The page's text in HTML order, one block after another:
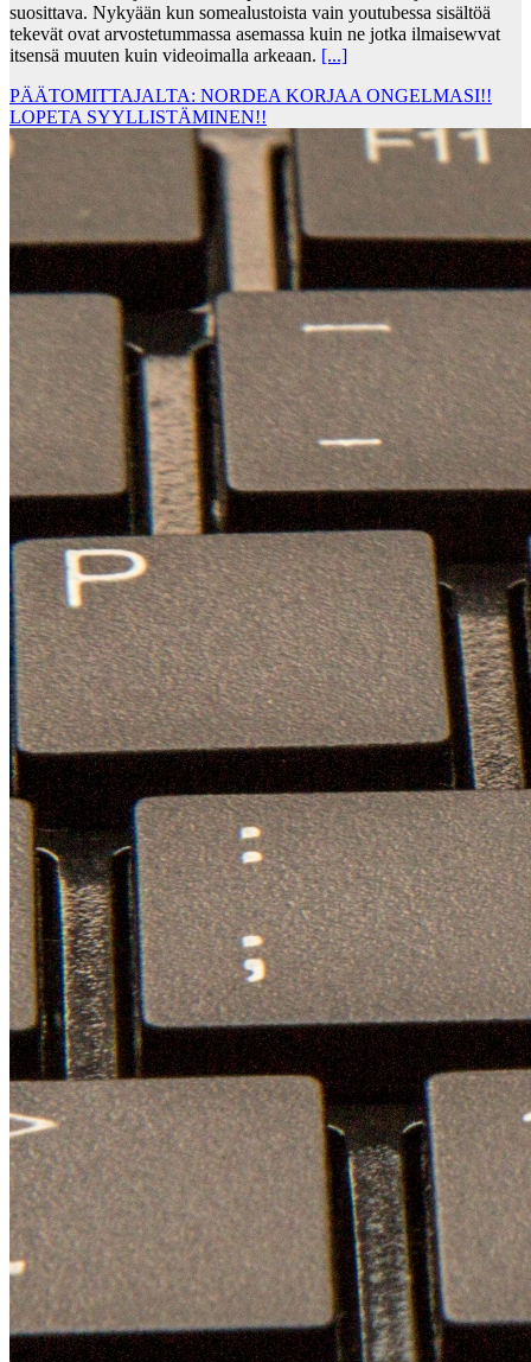
suosittava. Nykyään kun somealustoista vain youtubessa sisältöä
tekevät ovat arvostetummassa asemassa kuin ne jotka ilmaisewvat
itsensä muuten kuin videoimalla arkeaan. [...]
PÄÄTOMITTAJALTA: NORDEA KORJAA ONGELMASI!!
LOPETA SYYLLISTÄMINEN!!